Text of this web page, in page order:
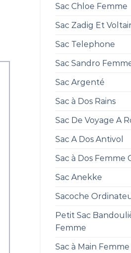
Sac Chloe Femme
Sac Zadig Et
Sac Telephone
Sac Sandro
Sac Argenté
Sac à Dos Rains
Sac De Voyage A
Sac A Dos Antivol
Sac à Dos Femme
Sac Anekke
Sacoche
Petit Sac
Femme
Sac à Main Femme